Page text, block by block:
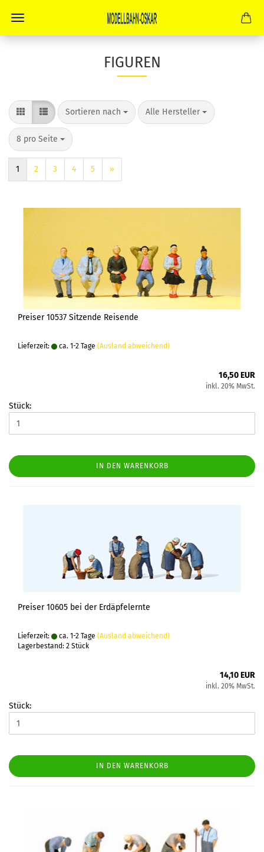
FIGUREN
Sortieren nach
Sortieren nach Alle Hersteller
pro Seite
8 pro Seite
pro Seite
1 2 3 4 5 »
Preiser 10537 Sitzende Reisende
Lieferzeit: ca. 1-2 Tage (Ausland abweichend)
16,50 EUR
inkl. 20% MwSt.
Stück:
IN DEN WARENKORB
Preiser 10605 bei der Erdäpfelernte
Lieferzeit: ca. 1-2 Tage (Ausland abweichend)
Lagerbestand: 2 Stück
14,10 EUR
inkl. 20% MwSt.
Stück:
IN DEN WARENKORB